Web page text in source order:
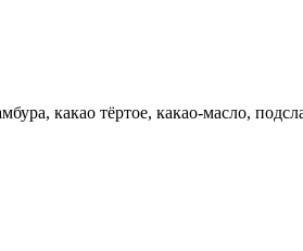
какао тёртое, какао-масло,